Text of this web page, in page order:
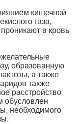
кишечной
газа,
в кровь
образованную
а также
также
расстройство
обусловлен
необходимого